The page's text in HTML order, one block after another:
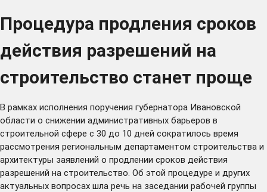
Процедура продления сроков
действия разрешений на
строительство станет проще
В рамках исполнения поручения губернатора Ивановской
области о снижении административных барьеров в
строительной сфере с 30 до 10 дней сократилось время
рассмотрения региональным департаментом строительства и
архитектуры заявлений о продлении сроков действия
разрешений на строительство. Об этой процедуре и других
актуальных вопросах шла речь на заседании рабочей группы